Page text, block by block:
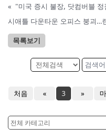
« "미국 증시 불장, 닷컴버블
시애틀 다운타운 오피스 붕괴…
목록보기
처음 « 3 »